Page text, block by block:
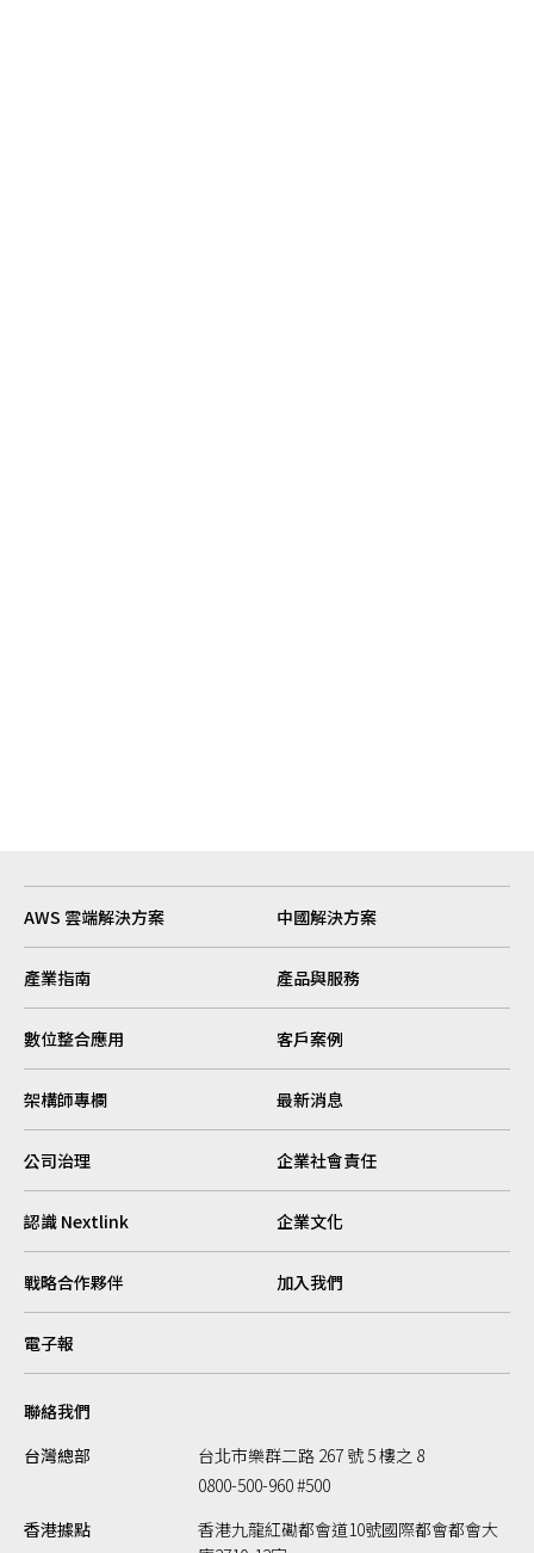
AWS 雲端解決方案 中國解決方案
產業指南 產品與服務
數位整合應用 客戶案例
架構師專欄 最新消息
公司治理 企業社會責任
認識 Nextlink 企業文化
戰略合作夥伴 加入我們
電子報
聯絡我們
台灣總部
台北市樂群二路 267 號 5 樓之 8
0800-500-960 #500
香港據點
香港九龍紅磡都會道10號國際都會都會大